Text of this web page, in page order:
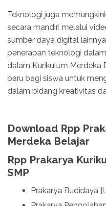
Teknologi juga
secara mandiri melalui
sumber daya digital
penerapan teknologi
dalam Kurikulum Merdeka
baru bagi siswa untuk
dalam bidang kreativitas
Download Rpp
Merdeka Belajar
Rpp Prakarya
SMP
Prakarya Budidaya [